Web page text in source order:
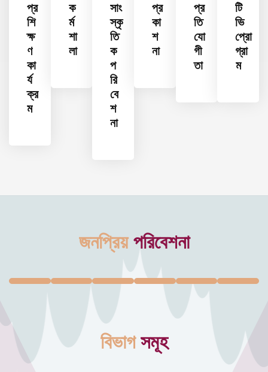
প্র
শি
ক্ষ
ণ
কা
র্য
ক্র
ম
ক
র্ম
শা
লা
সাং
স্কৃ
তি
ক
প
রি
বে
শ
না
প্র
কা
শ
না
প্র
তি
যো
গী
তা
টি
ভি
প্রো
গ্রা
ম
জনপ্রিয় পরিবেশনা
বিভাগ সমূহ